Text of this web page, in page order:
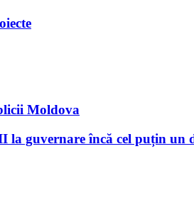
Moldova
la guvernare încă cel puțin un